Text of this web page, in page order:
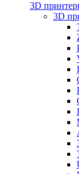
3D
3D